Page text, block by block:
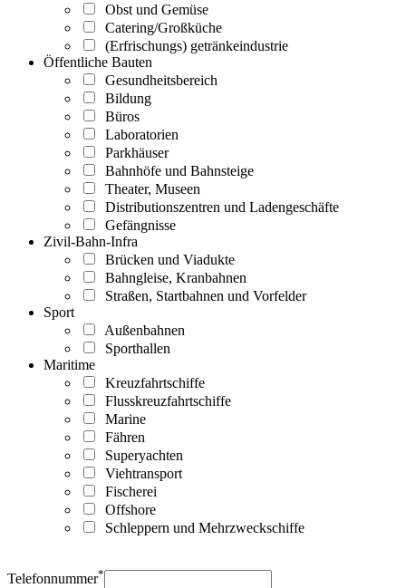
Obst und Gemüse
Catering/Großküche
(Erfrischungs) getränkeindustrie
Öffentliche Bauten
Gesundheitsbereich
Bildung
Büros
Laboratorien
Parkhäuser
Bahnhöfe und Bahnsteige
Theater, Museen
Distributionszentren und Ladengeschäfte
Gefängnisse
Zivil-Bahn-Infra
Brücken und Viadukte
Bahngleise, Kranbahnen
Straßen, Startbahnen und Vorfelder
Sport
Außenbahnen
Sporthallen
Maritime
Kreuzfahrtschiffe
Flusskreuzfahrtschiffe
Marine
Fähren
Superyachten
Viehtransport
Fischerei
Offshore
Schleppern und Mehrzweckschiffe
Telefonnummer*